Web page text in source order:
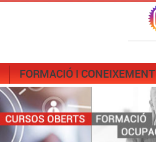
FORMACIÓ I CONEIXEMENT